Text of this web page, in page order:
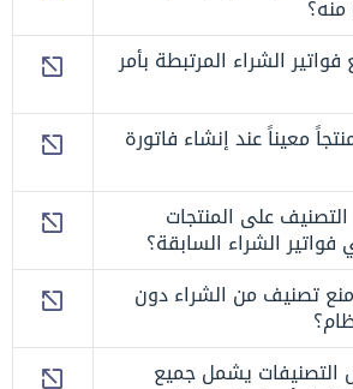
منه؟
الشراء المرتبطة بأمر
معيناً عند إنشاء فاتورة
على المنتجات
الشراء السابقة؟
تصنيف من الشراء دون
يشمل جميع